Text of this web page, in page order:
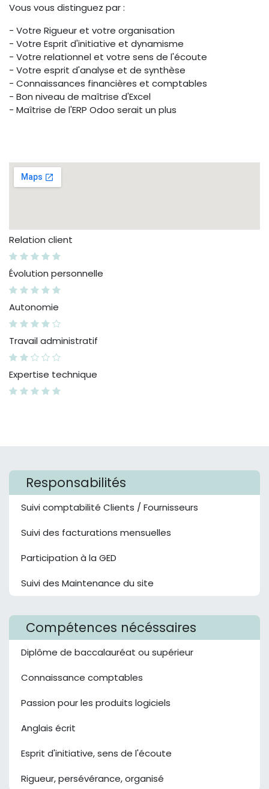
Vous vous distinguez par :
- Votre Rigueur et votre organisation
- Votre Esprit d'initiative et dynamisme
- Votre relationnel et votre sens de l'écoute
- Votre esprit d'analyse et de synthèse
- Connaissances financières et comptables
- Bon niveau de maîtrise d'Excel
- Maîtrise de l'ERP Odoo serait un plus
Relation client
Évolution personnelle
Autonomie
Travail administratif
Expertise technique
Responsabilités
Suivi comptabilité Clients / Fournisseurs
Suivi des facturations mensuelles
Participation à la GED
Suivi des Maintenance du site
Compétences nécéssaires
Diplôme de baccalauréat ou supérieur
Connaissance comptables
Passion pour les produits logiciels
Anglais écrit
Esprit d'initiative, sens de l'écoute
Rigueur, persévérance, organisé